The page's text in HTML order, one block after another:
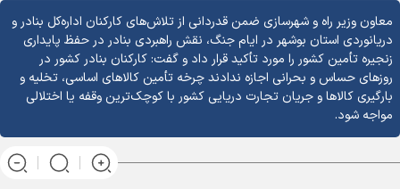
معاون وزیر راه و شهرسازی ضمن قدردانی از تلاش‌های کارکنان اداره‌کل بنادر و
دریانوردی استان بوشهر در ایام جنگ، نقش راهبردی بنادر در حفظ پایداری
زنجیره تأمین کشور را مورد تأکید قرار داد و گفت: کارکنان بنادر کشور در
روز‌های حساس و بحرانی اجازه ندادند چرخه تأمین کالا‌های اساسی، تخلیه و
بارگیری کالا‌ها و جریان تجارت دریایی کشور با کوچک‌ترین وقفه یا اختلالی
مواجه شود.